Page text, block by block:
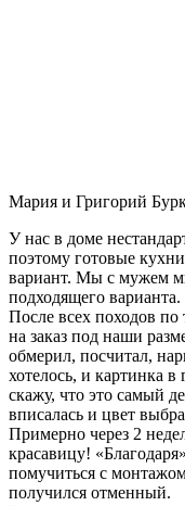
Мария и Григорий
У нас в доме
поэтому готовые
вариант. Мы с мужем
подходящего варианта.
После всех походов
на заказ под наши
обмерил, посчитал,
хотелось, и картинка
скажу, что это самый
вписалась и цвет
Примерно через 2
красавицу!
помучиться с
получился отменный.